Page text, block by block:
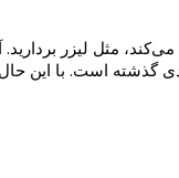
مثل لیزر بردارید.
گذشته است. با این